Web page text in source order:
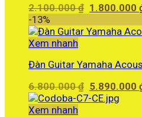
2.100.000₫ Giá
là:
1.800.000
-13%
Xem nhanh
Đàn Guitar Yamaha
6.800.000₫ Giá
gốc
5.890.000
Xem nhanh